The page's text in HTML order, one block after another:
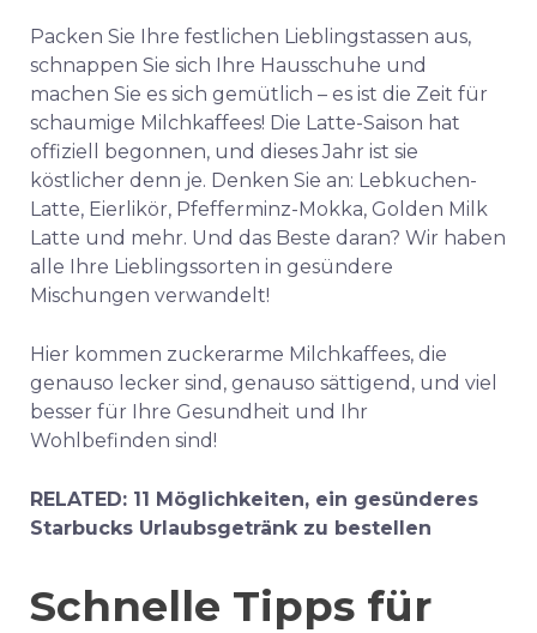
Packen Sie Ihre festlichen Lieblingstassen aus,
schnappen Sie sich Ihre Hausschuhe und
machen Sie es sich gemütlich – es ist die Zeit für
schaumige Milchkaffees! Die Latte-Saison hat
offiziell begonnen, und dieses Jahr ist sie
köstlicher denn je. Denken Sie an: Lebkuchen-
Latte, Eierlikör, Pfefferminz-Mokka, Golden Milk
Latte und mehr. Und das Beste daran? Wir haben
alle Ihre Lieblingssorten in gesündere
Mischungen verwandelt!
Hier kommen zuckerarme Milchkaffees, die
genauso lecker sind, genauso sättigend, und viel
besser für Ihre Gesundheit und Ihr
Wohlbefinden sind!
RELATED: 11 Möglichkeiten, ein gesünderes
Starbucks Urlaubsgetränk zu bestellen
Schnelle Tipps für